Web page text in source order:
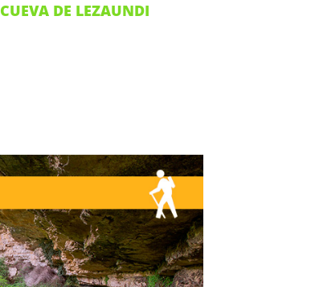
CUEVA DE LEZAUNDI